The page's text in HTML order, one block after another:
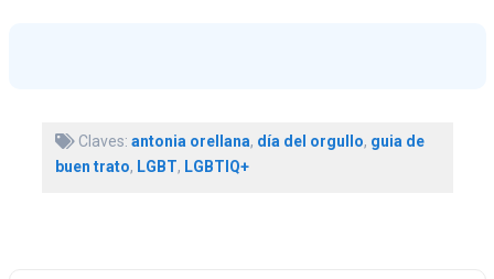
Claves: antonia orellana, día del orgullo, guia de
buen trato, LGBT, LGBTIQ+